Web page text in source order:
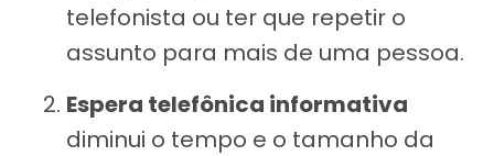
telefonista ou ter que repetir o
assunto para mais de uma pessoa.
Espera telefônica informativa
diminui o tempo e o tamanho da